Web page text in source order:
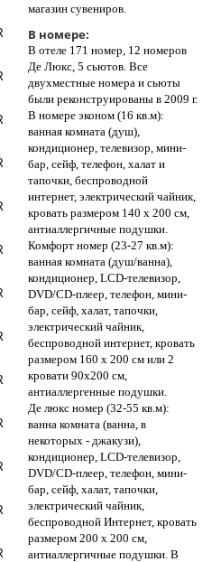
магазин сувениров.
В номере:
В отеле 171 номер, 12 номеров
Де Люкс, 5 сьютов. Все
двухместные номера и сьюты
были реконструированы в 2009 г.
В номере эконом (16 кв.м):
ванная комната (душ),
кондиционер, телевизор, мини-
бар, сейф, телефон, халат и
тапочки, беспроводной
интернет, электрический чайник,
кровать размером 140 х 200 см,
антиаллергичные подушки.
Комфорт номер (23-27 кв.м):
ванная комната (душ/ванна),
кондиционер, LCD-телевизор,
DVD/CD-плеер, телефон, мини-
бар, сейф, халат, тапочки,
электрический чайник,
беспроводной интернет, кровать
размером 160 х 200 см или 2
кровати 90х200 см,
антиаллергенные подушки.
Де люкс номер (32-55 кв.м):
ванна комната (ванна, в
некоторых - джакузи),
кондиционер, LCD-телевизор,
DVD/CD-плеер, телефон, мини-
бар, сейф, халат, тапочки,
электрический чайник,
беспроводной Интернет, кровать
размером 200 х 200 см,
антиаллергичные подушки. В